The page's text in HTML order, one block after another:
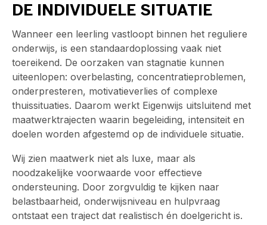
DE INDIVIDUELE SITUATIE
Wanneer een leerling vastloopt binnen het reguliere
onderwijs, is een standaardoplossing vaak niet
toereikend. De oorzaken van stagnatie kunnen
uiteenlopen: overbelasting, concentratieproblemen,
onderpresteren, motivatieverlies of complexe
thuissituaties. Daarom werkt Eigenwijs uitsluitend met
maatwerktrajecten waarin begeleiding, intensiteit en
doelen worden afgestemd op de individuele situatie.
Wij zien maatwerk niet als luxe, maar als
noodzakelijke voorwaarde voor effectieve
ondersteuning. Door zorgvuldig te kijken naar
belastbaarheid, onderwijsniveau en hulpvraag
ontstaat een traject dat realistisch én doelgericht is.